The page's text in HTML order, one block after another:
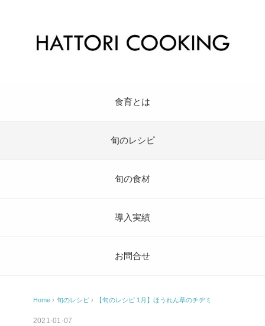
食育とは
旬のレシピ
旬の食材
導入実績
お問合せ
Home › 旬のレシピ › 【旬のレシピ 1月】ほうれん草のチヂミ
2021-01-07